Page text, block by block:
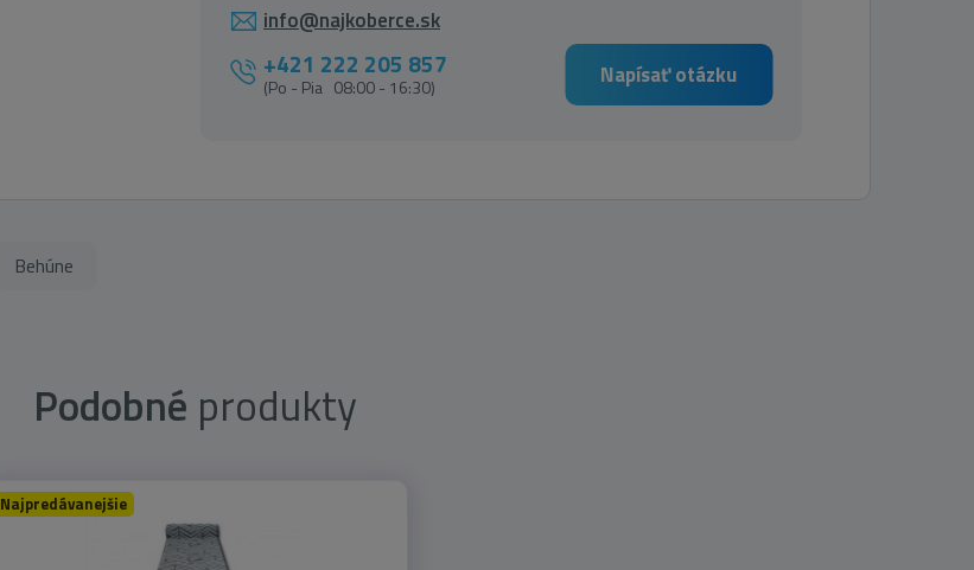
info@najkoberce.sk
+421 222 205 857
(Po - Pia 08:00 - 16:30) Napísať otázku
Behúne
Podobné produkty
Najpredávanejšie